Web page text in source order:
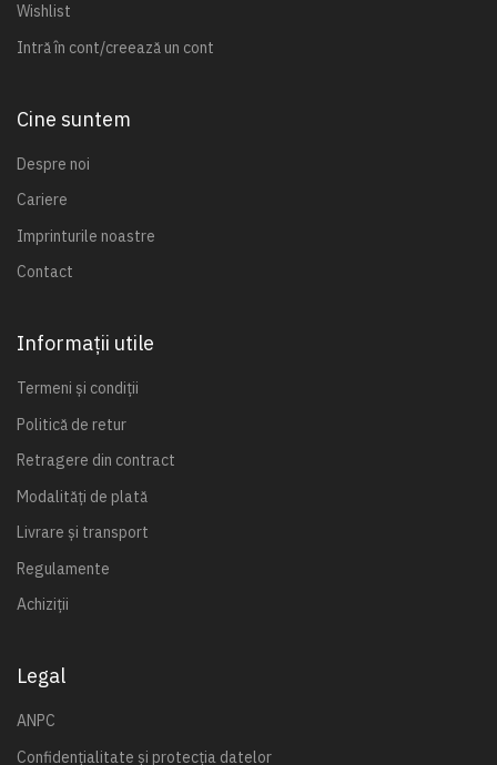
Wishlist
Intră în cont/creează un cont
Cine suntem
Despre noi
Cariere
Imprinturile noastre
Contact
Informații utile
Termeni și condiții
Politică de retur
Retragere din contract
Modalități de plată
Livrare și transport
Regulamente
Achiziții
Legal
ANPC
Confidențialitate și protecția datelor